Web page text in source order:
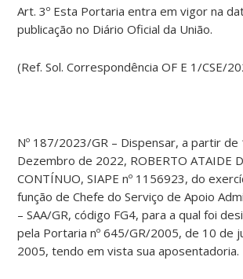
Art. 3º Esta Portaria entra em vigor na
publicação no Diário Oficial da União.
(Ref. Sol. Correspondência OF E 1/CSE/
Nº 187/2023/GR – Dispensar, a partir de
Dezembro de 2022, ROBERTO ATAIDE
CONTÍNUO, SIAPE nº 1156923, do
função de Chefe do Serviço de Apoio
– SAA/GR, código FG4, para a qual foi
pela Portaria nº 645/GR/2005, de 10 de
2005, tendo em vista sua aposentadoria.